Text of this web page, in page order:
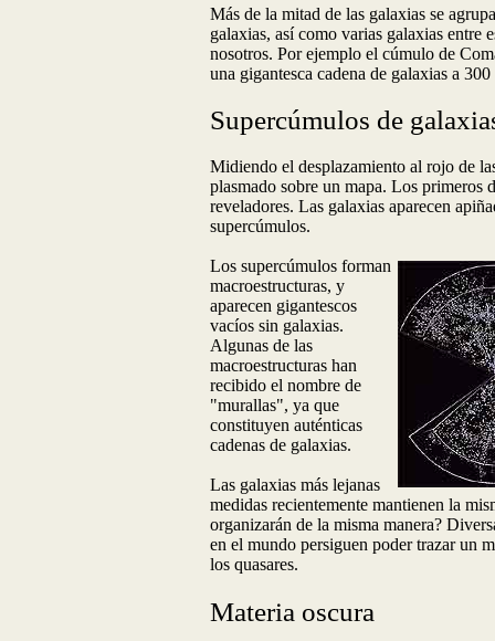
Más de la mitad de las galaxias se
galaxias, así como varias galaxias entre
nosotros. Por ejemplo el cúmulo de
una gigantesca cadena de galaxias a
Supercúmulos de
Midiendo el desplazamiento al rojo de
plasmado sobre un mapa. Los primeros
reveladores. Las galaxias aparecen
supercúmulos.
Los supercúmulos forman
macroestructuras, y
aparecen gigantescos
vacíos sin galaxias.
Algunas de las
macroestructuras han
recibido el nombre de
"murallas", ya que
constituyen auténticas
cadenas de galaxias.
Las galaxias más lejanas
medidas recientemente mantienen la
organizarán de la misma manera?
en el mundo persiguen poder trazar un
los quasares.
Materia oscura